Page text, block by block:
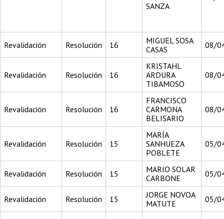
SANZA
Revalidación Resolución 16
MIGUEL SOSA
CASAS
08/
Revalidación Resolución 16
KRISTAHL
ARDURA
TIBAMOSO
08/
Revalidación Resolución 16
FRANCISCO
CARMONA
BELISARIO
08/
Revalidación Resolución 15
MARÍA
SANHUEZA
POBLETE
05/
Revalidación Resolución 15
MARIO SOLAR
CARBONE
05/
Revalidación Resolución 15
JORGE NOVOA
MATUTE
05/